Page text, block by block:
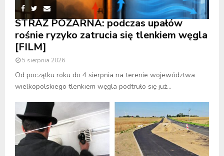
STRAŻ POŻARNA: podczas upałów
rośnie ryzyko zatrucia się tlenkiem węgla
[FILM]
5 sierpnia 2026
Od początku roku do 4 sierpnia na terenie województwa
wielkopolskiego tlenkiem węgla podtruło się już...